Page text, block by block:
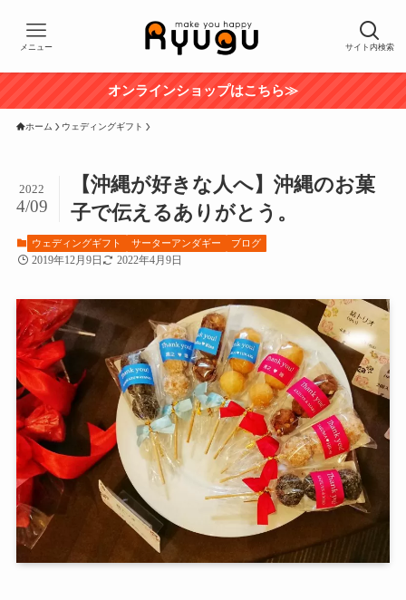
サイト内検索
メニュー
オンラインショップはこちら≫
ホーム ウェディングギフト
【沖縄が好きな人へ】沖縄のお菓
子で伝えるありがとう。
2022
4/09
ウェディングギフト サーターアンダギー ブログ
2019年12月9日 2022年4月9日